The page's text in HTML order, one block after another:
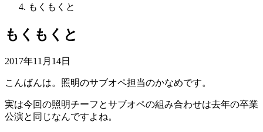
もくもくと
もくもくと
2017年11月14日
こんばんは。照明のサブオペ担当のかなめです。
実は今回の照明チーフとサブオペの組み合わせは去年の卒業
公演と同じなんですよね。